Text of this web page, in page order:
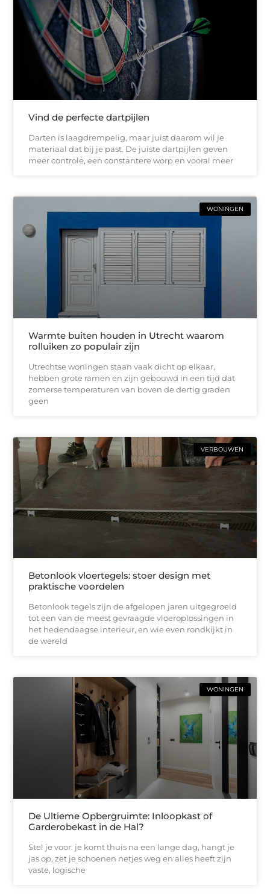
Vind de perfecte dartpijlen
Darten is laagdrempelig, maar juist daarom wil je
materiaal dat bij je past. De juiste dartpijlen geven
meer controle, een constantere worp en vooral meer
WONINGEN
Warmte buiten houden in Utrecht waarom
rolluiken zo populair zijn
Utrechtse woningen staan vaak dicht op elkaar,
hebben grote ramen en zijn gebouwd in een tijd dat
zomerse temperaturen van boven de dertig graden
geen
VERBOUWEN
Betonlook vloertegels: stoer design met
praktische voordelen
Betonlook tegels zijn de afgelopen jaren uitgegroeid
tot een van de meest gevraagde vloeroplossingen in
het hedendaagse interieur, en wie even rondkijkt in
de wereld
WONINGEN
De Ultieme Opbergruimte: Inloopkast of
Garderobekast in de Hal?
Stel je voor: je komt thuis na een lange dag, hangt je
jas op, zet je schoenen netjes weg en alles heeft zijn
vaste, logische